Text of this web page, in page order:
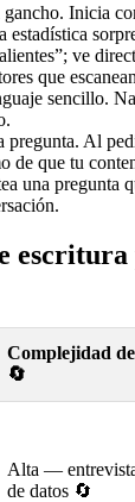
Inicia
estadística
ve
que
sencillo.
pregunta. Al
de que tu
una pregunta
Complejidad
🔄
Alta —
de datos 🔄